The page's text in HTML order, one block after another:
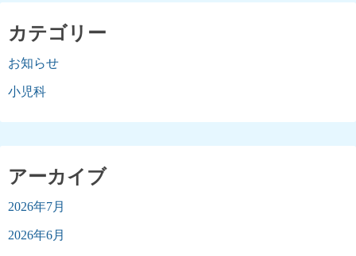
カテゴリー
お知らせ
小児科
アーカイブ
2026年7月
2026年6月